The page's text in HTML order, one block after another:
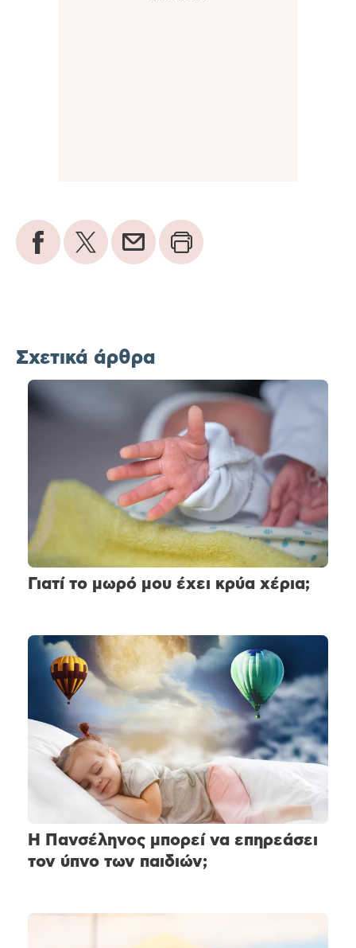
Σχετικά άρθρα
Γιατί το μωρό μου έχει κρύα χέρια;
Η Πανσέληνος μπορεί να επηρεάσει
τον ύπνο των παιδιών;